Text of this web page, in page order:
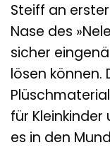
Steiff an
Nase des
sicher
lösen können.
für
es in den